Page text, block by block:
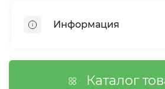
Сетка шпалерная
Сетка затеняющая
Информация
Каталог